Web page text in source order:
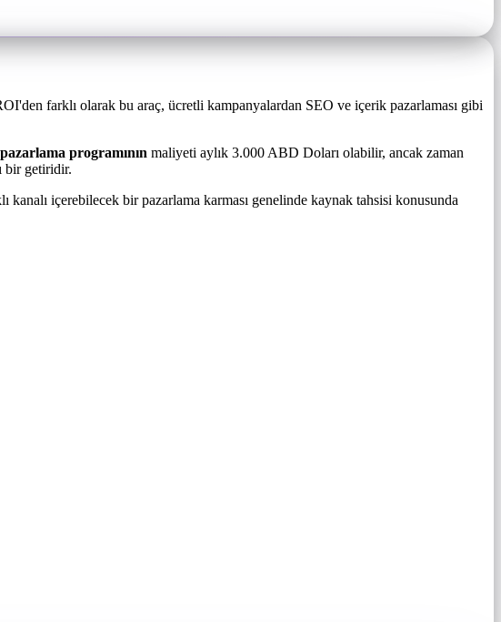
farklı olarak bu araç, ücretli kampanyalardan SEO ve içerik pazarlaması gibi
programının maliyeti aylık 3.000 ABD Doları olabilir, ancak zaman
bir getiridir.
içerebilecek bir pazarlama karması genelinde kaynak tahsisi konusunda